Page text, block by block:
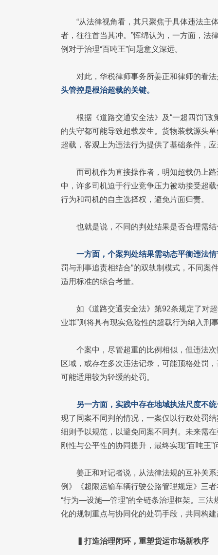
“从法律视角看，其只聚焦于具体违法主
者，往往首当其冲。”恽绵认为，一方面，法
例对于治理“百吨王”问题意义深远。
对此，华税律师事务所姜正和律师的看
头管控是根治超载的关键。
根据《道路交通安全法》及“一超四罚”
的失守都可能导致超载发生。货物装载源头
超载，客观上为违法行为提供了基础条件，
而司机作为直接操作者，明知超载仍上
中，许多司机迫于行业竞争压力被动接受超
行为和司机的自主选择权，避免片面归责。
也就是说，不同的判处结果是否合理需
一方面，个案判处结果需动态平衡违法
罚与刑事追责相结合”的双轨制模式，不同案
适用标准的综合考量。
如《道路交通安全法》第92条规定了对
业罪”则将具有现实危险性的超载行为纳入刑
个案中，尽管超重的比例相似，但违法
区域，或存在多次违法记录，可能顶格处罚
可能适用较为轻缓的处罚。
另一方面，实践中存在地域执法尺度不
现了同案不同判的情况，一案仅以行政处罚
细则予以规范，以避免同案不同判。未来需
刚性与公平性的协同提升，最终实现“百吨王”
姜正和对记者说，从法律法规的互补关
例》《超限运输车辆行驶公路管理规定》三
“行为—设施—管理”的全链条治理框架。三
化的规制重点与协同化的处罚手段，共同构
▍打造治理闭环，重塑货运市场新秩序